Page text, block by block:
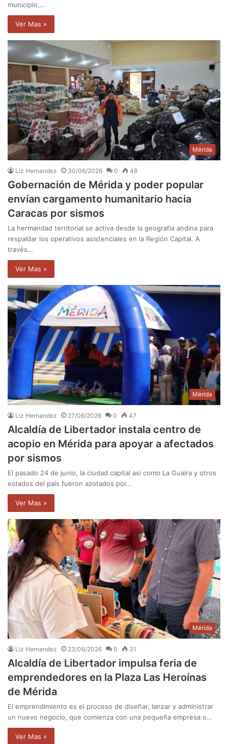
municipio,…
Ver Mas »
Mérida
Liz Hernandez 30/06/2026 0 48
Gobernación de Mérida y poder popular
envían cargamento humanitario hacia
Caracas por sismos
La hermandad territorial se activa desde la geografía andina para
respaldar los operativos asistenciales en la Región Capital. A
través…
Ver Mas »
Mérida
Liz Hernandez 27/06/2026 0 47
Alcaldía de Libertador instala centro de
acopio en Mérida para apoyar a afectados
por sismos
El pasado 24 de junio, la ciudad capital así como La Guaira y otros
estados del país fueron azotados por…
Ver Mas »
Mérida
Liz Hernandez 23/06/2026 0 31
Alcaldía de Libertador impulsa feria de
emprendedores en la Plaza Las Heroínas
de Mérida
El emprendimiento es el proceso de diseñar, lanzar y administrar
un nuevo negocio, que comienza con una pequeña empresa o…
Ver Mas »